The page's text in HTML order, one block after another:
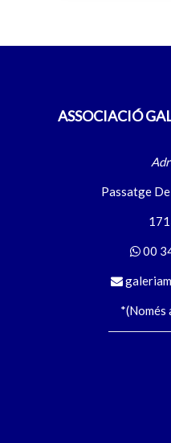
ASSOCIACIÓ
Passatge
00
*(Només